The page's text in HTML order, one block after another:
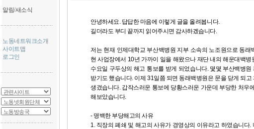
알림/새소식
노동네트워크소개
사이트맵
로그인
안녕하세요. 답답한 마음에 이렇게 글을 올려봅니다.
길더라도 부디 끝까지 읽어주시면 감사하겠습니다.
저는 현재 인제대학교 부산백병원 지부 소속의 노조원으로 동래
현 사업장에서 10년 가까이 일을 해왔으나 재단 내의 해운대백
수요일 구두상의 해고 통보를 받게 되었습니다. 몇몇 부산백병
받기도 했습니다. 이제 31일쯤 되면 동래백병원은 문을 닫게 되고
생겼습니다. 갑작스러운 통보에 당황스러운 가운데 부당한 처우
해보았습니다.
- 명백한 부당해고의 사유
1. 직장의 폐쇄 및 해고의 사유가 경영상의 이유라고 하였습니다